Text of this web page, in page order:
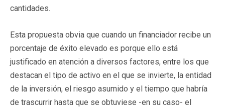
cantidades.
Esta propuesta obvia que cuando un financiador recibe un
porcentaje de éxito elevado es porque ello está
justificado en atención a diversos factores, entre los que
destacan el tipo de activo en el que se invierte, la entidad
de la inversión, el riesgo asumido y el tiempo que habría
de trascurrir hasta que se obtuviese -en su caso- el